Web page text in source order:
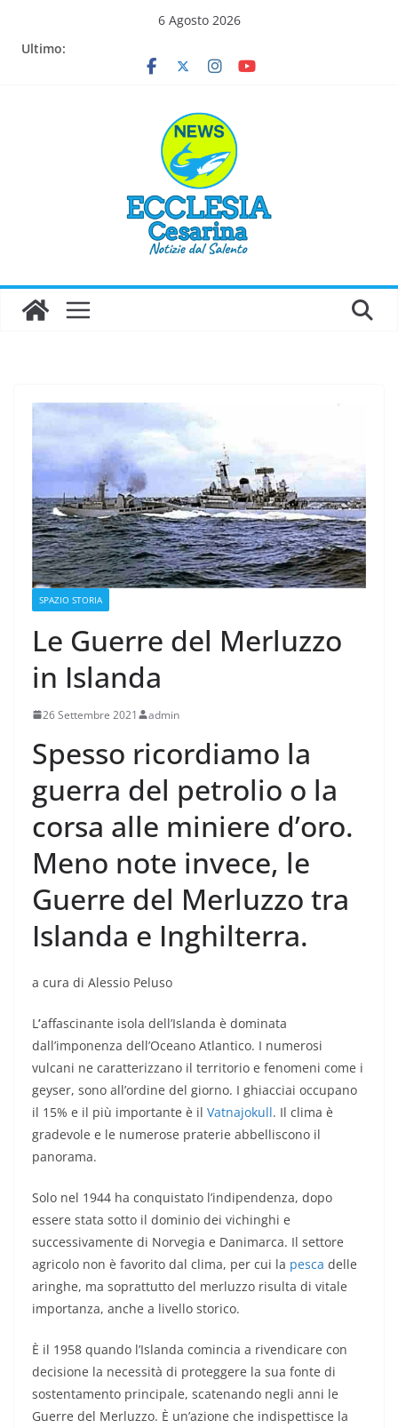
6 Agosto 2026
Ultimo:
SPAZIO STORIA
Le Guerre del Merluzzo
in Islanda
26 Settembre 2021 admin
Spesso ricordiamo la
guerra del petrolio o la
corsa alle miniere d’oro.
Meno note invece, le
Guerre del Merluzzo tra
Islanda e Inghilterra.
a cura di Alessio Peluso
L’affascinante isola dell’Islanda è dominata
dall’imponenza dell’Oceano Atlantico. I numerosi
vulcani ne caratterizzano il territorio e fenomeni come i
geyser, sono all’ordine del giorno. I ghiacciai occupano
il 15% e il più importante è il Vatnajokull. Il clima è
gradevole e le numerose praterie abbelliscono il
panorama.
Solo nel 1944 ha conquistato l’indipendenza, dopo
essere stata sotto il dominio dei vichinghi e
successivamente di Norvegia e Danimarca. Il settore
agricolo non è favorito dal clima, per cui la pesca delle
aringhe, ma soprattutto del merluzzo risulta di vitale
importanza, anche a livello storico.
È il 1958 quando l’Islanda comincia a rivendicare con
decisione la necessità di proteggere la sua fonte di
sostentamento principale, scatenando negli anni le
Guerre del Merluzzo. È un’azione che indispettisce la